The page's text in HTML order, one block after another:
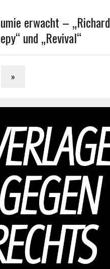
erwacht – „Richard
und „Revival“
»